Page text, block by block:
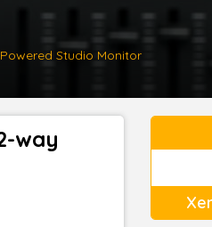
Studio Monitor
way